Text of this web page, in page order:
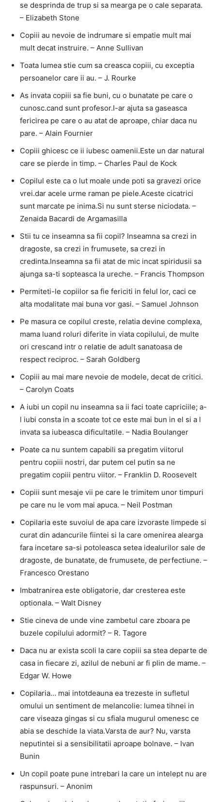
se desprinda de trup si sa mearga pe o cale separata.
– Elizabeth Stone
Copiii au nevoie de indrumare si empatie mult mai
mult decat instruire. – Anne Sullivan
Toata lumea stie cum sa creasca copiii, cu exceptia
persoanelor care ii au. – J. Rourke
As invata copiii sa fie buni, cu o bunatate pe care o
cunosc.cand sunt profesor.I-ar ajuta sa gaseasca
fericirea pe care o au atat de aproape, chiar daca nu
pare. – Alain Fournier
Copiii ghicesc ce ii iubesc oamenii.Este un dar natural
care se pierde in timp. – Charles Paul de Kock
Copilul este ca o lut moale unde poti sa gravezi orice
vrei.dar acele urme raman pe piele.Aceste cicatrici
sunt marcate pe inima.Si nu sunt sterse niciodata. –
Zenaida Bacardi de Argamasilla
Stii tu ce inseamna sa fii copil? Inseamna sa crezi in
dragoste, sa crezi in frumusete, sa crezi in
credinta.Inseamna sa fii atat de mic incat spiridusii sa
ajunga sa-ti sopteasca la ureche. – Francis Thompson
Permiteti-le copiilor sa fie fericiti in felul lor, caci ce
alta modalitate mai buna vor gasi. – Samuel Johnson
Pe masura ce copilul creste, relatia devine complexa,
mama luand roluri diferite in viata copilului, de multe
ori crescand intr o relatie de adult sanatoasa de
respect reciproc. – Sarah Goldberg
Copiii au mai mare nevoie de modele, decat de critici.
– Carolyn Coats
A iubi un copil nu inseamna sa ii faci toate capriciile; a-
l iubi consta in a scoate tot ce este mai bun in el si a l
invata sa iubeasca dificultatile. – Nadia Boulanger
Poate ca nu suntem capabili sa pregatim viitorul
pentru copiii nostri, dar putem cel putin sa ne
pregatim copiii pentru viitor. – Franklin D. Roosevelt
Copiii sunt mesaje vii pe care le trimitem unor timpuri
pe care nu le vom mai apuca. – Neil Postman
Copilaria este suvoiul de apa care izvoraste limpede si
curat din adancurile fiintei si la care omenirea alearga
fara incetare sa-si potoleasca setea idealurilor sale de
dragoste, de bunatate, de frumusete, de perfectiune. –
Francesco Orestano
Imbatranirea este obligatorie, dar cresterea este
optionala. – Walt Disney
Stie cineva de unde vine zambetul care zboara pe
buzele copilului adormit? – R. Tagore
Daca nu ar exista scoli la care copiii sa stea departe de
casa in fiecare zi, azilul de nebuni ar fi plin de mame. –
Edgar W. Howe
Copilaria… mai intotdeauna ea trezeste in sufletul
omului un sentiment de melancolie: lumea tihnei in
care viseaza gingas si cu sfiala mugurul omenesc ce
abia se deschide la viata.Varsta de aur? Nu, varsta
neputintei si a sensibilitatii aproape bolnave. – Ivan
Bunin
Un copil poate pune intrebari la care un intelept nu are
raspunsuri. – Anonim